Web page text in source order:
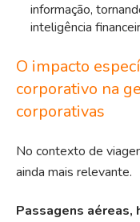
informação,
inteligência
O impacto
corporativo na
corporativas
No contexto de
ainda mais relevante.
Passagens